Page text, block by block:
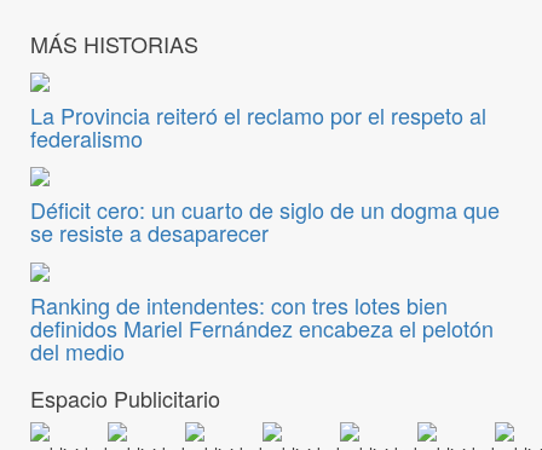
MÁS HISTORIAS
La Provincia reiteró el reclamo por el respeto al
federalismo
Déficit cero: un cuarto de siglo de un dogma que
se resiste a desaparecer
Ranking de intendentes: con tres lotes bien
definidos Mariel Fernández encabeza el pelotón
del medio
Espacio Publicitario